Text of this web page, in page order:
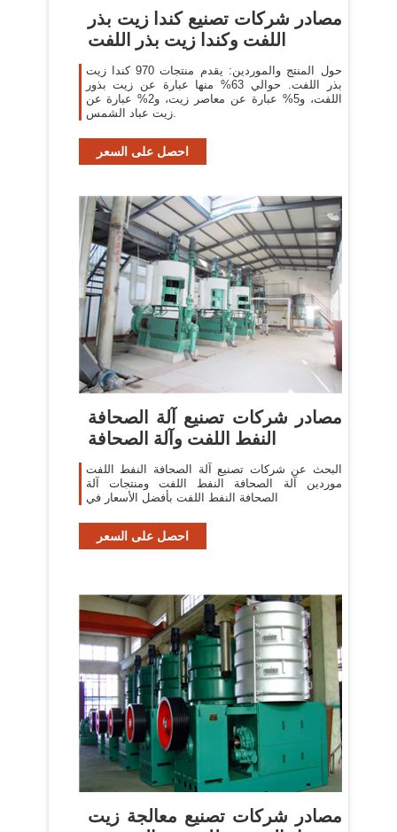
مصادر شركات تصنيع كندا زيت بذر
اللفت وكندا زيت بذر اللفت
حول المنتج والموردين: يقدم منتجات 970 كندا زيت
بذر اللفت. حوالي 63% منها عبارة عن زيت بذور
اللفت، و5% عبارة عن معاصر زيت، و2% عبارة عن
زيت عباد الشمس.
احصل على السعر
مصادر شركات تصنيع آلة الصحافة
النفط اللفت وآلة الصحافة
البحث عن شركات تصنيع آلة الصحافة النفط اللفت
موردين آلة الصحافة النفط اللفت ومنتجات آلة
الصحافة النفط اللفت بأفضل الأسعار في
احصل على السعر
مصادر شركات تصنيع معالجة زيت